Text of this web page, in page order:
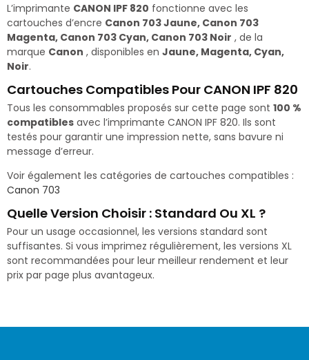
L’imprimante CANON IPF 820 fonctionne avec les
cartouches d’encre Canon 703 Jaune, Canon 703
Magenta, Canon 703 Cyan, Canon 703 Noir , de la
marque Canon , disponibles en Jaune, Magenta, Cyan,
Noir.
Cartouches Compatibles Pour CANON IPF 820
Tous les consommables proposés sur cette page sont 100 %
compatibles avec l’imprimante CANON IPF 820. Ils sont
testés pour garantir une impression nette, sans bavure ni
message d’erreur.
Voir également les catégories de cartouches compatibles :
Canon 703
Quelle Version Choisir : Standard Ou XL ?
Pour un usage occasionnel, les versions standard sont
suffisantes. Si vous imprimez régulièrement, les versions XL
sont recommandées pour leur meilleur rendement et leur
prix par page plus avantageux.